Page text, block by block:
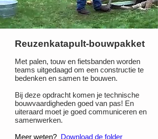
Reuzenkatapult-bouwpakket
Met palen, touw en fietsbanden worden
teams uitgedaagd om een constructie te
bedenken en samen te bouwen.
Bij deze opdracht komen je technische
bouwvaardigheden goed van pas! En
uiteraard moet je goed communiceren en
samenwerken.
Meer weten? Download de folder